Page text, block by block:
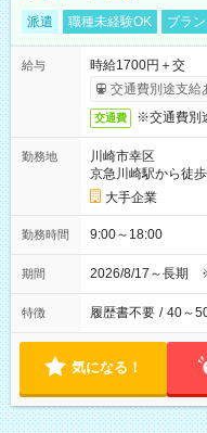
派遣 職種未経験OK ブラ
給与
時給1700円＋交
交通費別途支給
交通費 ※交通費別
勤務地
川崎市幸区
京急川崎駅から徒
大手企業
勤務時間 9:00～18:00
期間 2026/8/17～長期
特徴 履歴書不要 / 40～
気になる！